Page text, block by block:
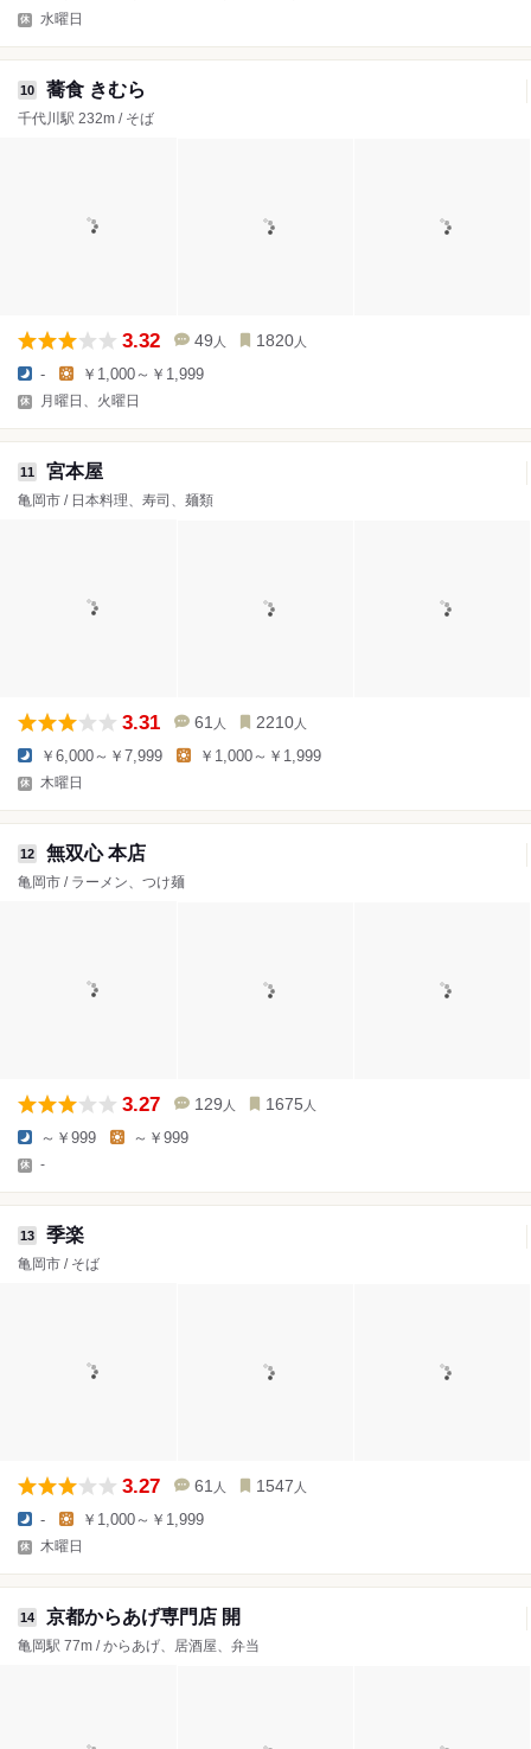
水曜日
10 蕎食 きむら
千代川駅 232m / そば
3.32 49 人 1820 人
- ￥1,000～￥1,999
月曜日、火曜日
11 宮本屋
亀岡市 / 日本料理、寿司、麺類
3.31 61 人 2210 人
￥6,000～￥7,999 ￥1,000～￥1,999
木曜日
12 無双心 本店
亀岡市 / ラーメン、つけ麺
3.27 129 人 1675 人
～￥999 ～￥999
-
13 季楽
亀岡市 / そば
3.27 61 人 1547 人
- ￥1,000～￥1,999
木曜日
14 京都からあげ専門店 開
亀岡駅 77m / からあげ、居酒屋、弁当